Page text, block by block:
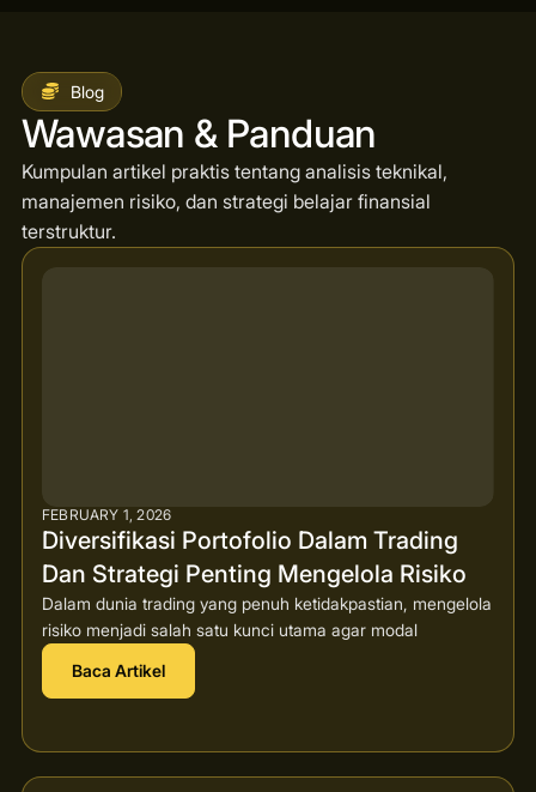
Blog
Wawasan & Panduan
Kumpulan artikel praktis tentang analisis teknikal,
manajemen risiko, dan strategi belajar finansial
terstruktur.
FEBRUARY 1, 2026
Diversifikasi Portofolio Dalam Trading
Dan Strategi Penting Mengelola Risiko
Dalam dunia trading yang penuh ketidakpastian, mengelola
risiko menjadi salah satu kunci utama agar modal
Baca Artikel